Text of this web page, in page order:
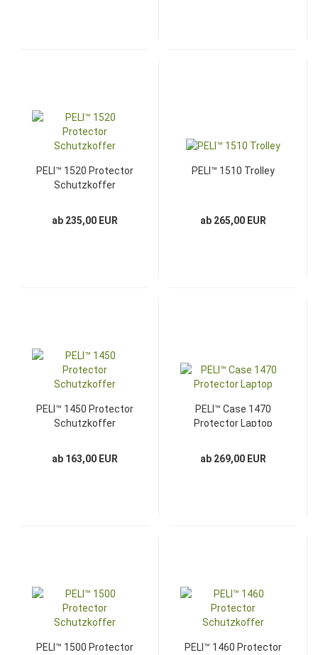
PELI™ 1520 Protector
Schutzkoffer
ab 235,00 EUR
PELI™ 1510 Trolley
ab 265,00 EUR
PELI™ 1450 Protector
Schutzkoffer
ab 163,00 EUR
PELI™ Case 1470
Protector Laptop
ab 269,00 EUR
PELI™ 1500 Protector
PELI™ 1460 Protector